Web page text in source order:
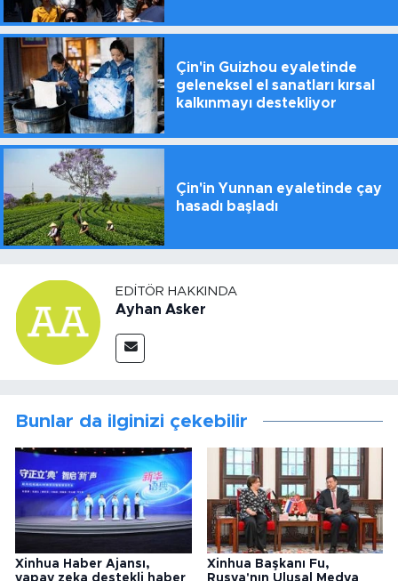
Çin'in Guizhou eyaletinde
geleneksel el sanatları kırsal
kalkınmayı destekliyor
Çin'in Yunnan eyaletinde çay
hasadı başladı
EDITÖR HAKKINDA
Ayhan Asker
Bunlar da ilginizi çekebilir
Xinhua Haber Ajansı,
Xinhua Başkanı Fu,